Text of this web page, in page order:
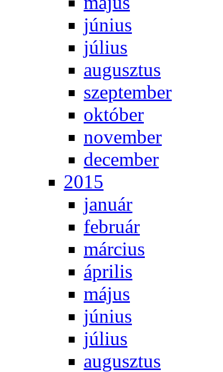
jú­ni­us
jú­li­us
au­gusz­tus
szep­tem­ber
ok­tó­ber
no­vem­ber
de­cem­ber
2015
ja­nu­ár
feb­ru­ár
már­ci­us
áp­ri­lis
má­jus
jú­ni­us
jú­li­us
au­gusz­tus